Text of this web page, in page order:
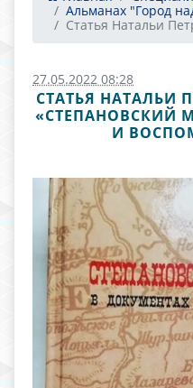
Альманах "Город
Статья Натальи
27.05.2022 08:28
СТАТЬЯ НАТАЛЬИ
«СТЕПАНОВСКИЙ
И